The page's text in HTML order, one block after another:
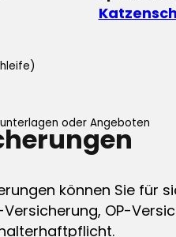
oder Angeboten
können Sie für
OP-